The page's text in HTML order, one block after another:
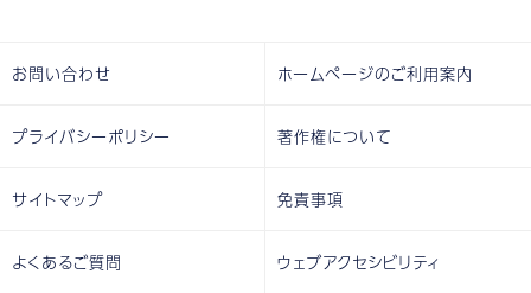
お問い合わせ ホームページのご利用案内
プライバシーポリシー 著作権について
サイトマップ 免責事項
よくあるご質問 ウェブアクセシビリティ